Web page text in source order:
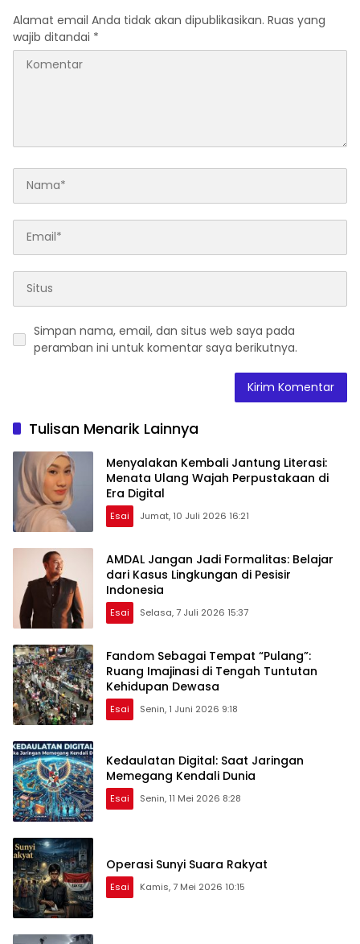
Alamat email Anda tidak akan dipublikasikan. Ruas yang
wajib ditandai *
Simpan nama, email, dan situs web saya pada
peramban ini untuk komentar saya berikutnya.
Tulisan Menarik Lainnya
Menyalakan Kembali Jantung Literasi:
Menata Ulang Wajah Perpustakaan di
Era Digital
Esai Jumat, 10 Juli 2026 16:21
AMDAL Jangan Jadi Formalitas: Belajar
dari Kasus Lingkungan di Pesisir
Indonesia
Esai Selasa, 7 Juli 2026 15:37
Fandom Sebagai Tempat “Pulang”:
Ruang Imajinasi di Tengah Tuntutan
Kehidupan Dewasa
Esai Senin, 1 Juni 2026 9:18
Kedaulatan Digital: Saat Jaringan
Memegang Kendali Dunia
Esai Senin, 11 Mei 2026 8:28
Operasi Sunyi Suara Rakyat
Esai Kamis, 7 Mei 2026 10:15